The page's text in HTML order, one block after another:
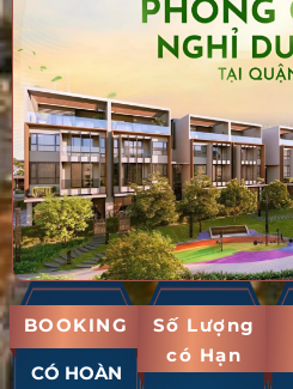
BOOKING
CÓ HOÀN
Số Lượng
có Hạn